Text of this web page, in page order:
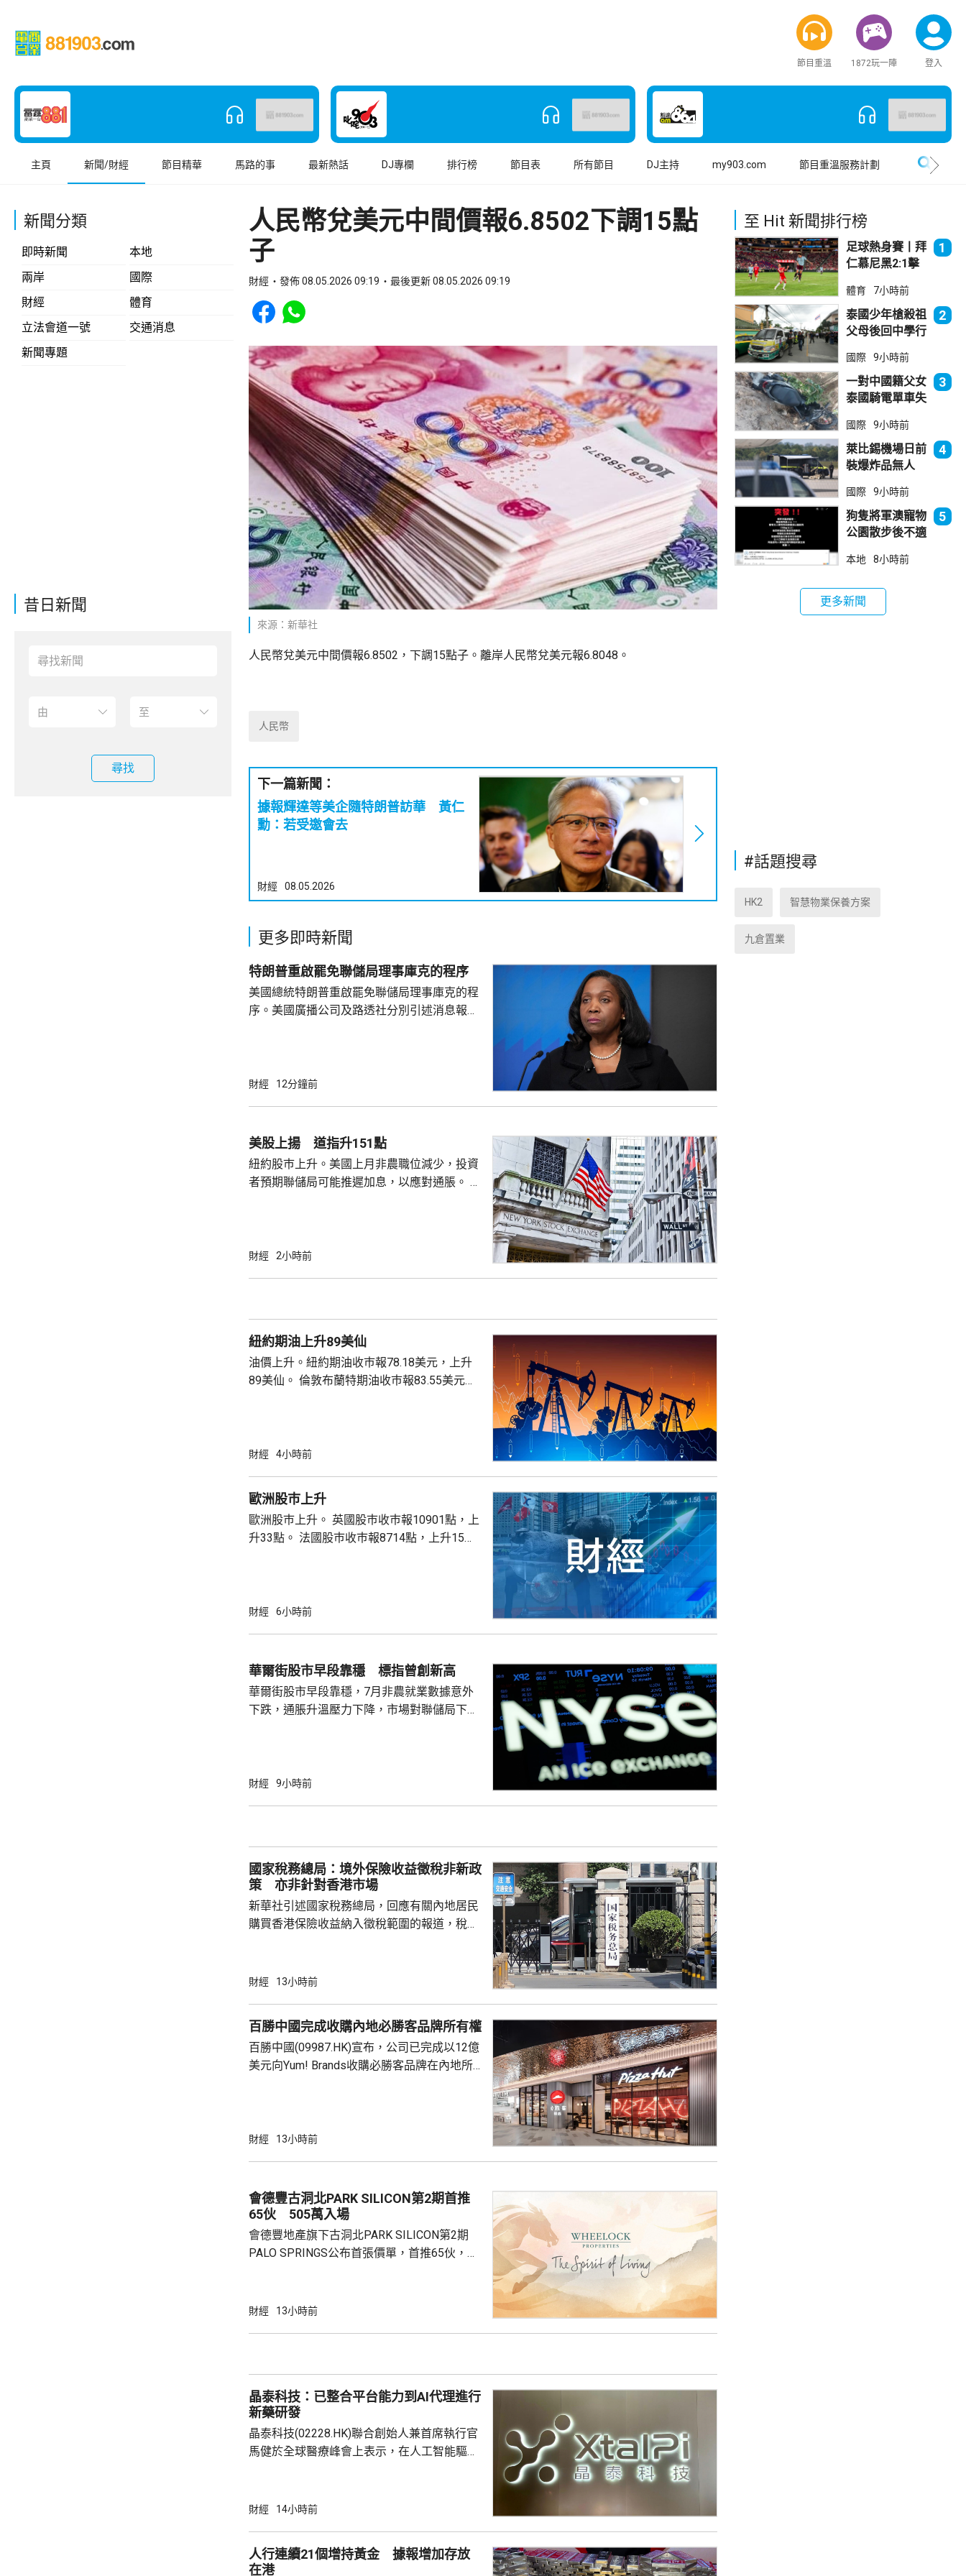
節目重溫 1872玩一陣 登入
主頁 新聞/財經 節目精華 馬路的事 最新熱話 DJ專欄 排行榜 節目表 所有節目 DJ主持 my903.com 節目重溫服務計劃
新聞分類
即時新聞
本地
兩岸
國際
財經
體育
立法會道一號
交通消息
新聞專題
昔日新聞
尋找
人民幣兌美元中間價報6.8502下調15點
子
財經 發佈 08.05.2026 09:19 最後更新 08.05.2026 09:19
Share to Facebook
Share to WhatsApp
來源：新華社
人民幣兌美元中間價報6.8502，下調15點子。離岸人民幣兌美元報6.8048。
人民幣
下一篇新聞：
據報輝達等美企隨特朗普訪華 黃仁
勳：若受邀會去
財經 08.05.2026
更多即時新聞
特朗普重啟罷免聯儲局理事庫克的程序
美國總統特朗普重啟罷免聯儲局理事庫克的程
序。美國廣播公司及路透社分別引述消息報
事的誠信產生質疑，因此特朗普正考慮撒銷她
何正當理由可以解除庫克的職務。 特朗普去年
8月底亦曾以欺詐抵押貸款為由，解除庫...
財經 12分鐘前
美股上揚 道指升151點
紐約股巿上升。美國上月非農職位減少，投資
者預期聯儲局可能推遲加息，以應對通脹。 道
上升47點。 總計整個星期，納指上升5.2%。
財經 2小時前
紐約期油上升89美仙
油價上升。紐約期油收巿報78.18美元，上升
89美仙。 倫敦布蘭特期油收巿報83.55美元，
財經 4小時前
歐洲股巿上升
歐洲股巿上升。 英國股巿收巿報10901點，上
升33點。 法國股巿收巿報8714點，上升15
財經 6小時前
華爾街股市早段靠穩 標指曾創新高
華爾街股市早段靠穩，7月非農就業數據意外
下跌，通脹升溫壓力下降，市場對聯儲局下月
53965點，升80點； 標準普爾500指數報7737
財經 9小時前
國家稅務總局：境外保險收益徵稅非新政
策 亦非針對香港市場
新華社引述國家稅務總局，回應有關內地居民
購買香港保險收益納入徵稅範圍的報道，稅務
行納稅義務，境外保險收益也屬於應納稅所得
從境外取得，包括保險收益在內，應依法繳納
個人所得稅，是國際通行做法，亦是中國個人
所得稅法實施以來，一直堅持的基本原則...
財經 13小時前
百勝中國完成收購內地必勝客品牌所有權
百勝中國(09987.HK)宣布，公司已完成以12億
美元向Yum! Brands收購必勝客品牌在內地所
800家。 免去向Yum! Brands支付3%的特許經
2.8%。在計入交易相關成本、利息...
財經 13小時前
會德豐古洞北PARK SILICON第2期首推
65伙 505萬入場
會德豐地產旗下古洞北PARK SILICON第2期
PALO SPRINGS公布首張價單，首推65伙，扣
實均呎17671元。項目明日開放示範單位予公
財經 13小時前
晶泰科技：已整合平台能力到AI代理進行
新藥研發
晶泰科技(02228.HK)聯合創始人兼首席執行官
馬健於全球醫療峰會上表示，在人工智能驅動
需要降決不少跨尺度的複雜科學問題。他又
力整合為Genius Agent，能調度專家技能與真
財經 14小時前
人行連續21個增持黃金 據報增加存放
在港
至 Hit 新聞排行榜
足球熱身賽丨拜
仁慕尼黑2:1擊
1
體育 7小時前
泰國少年槍殺祖
父母後回中學行
死23傷
2
國際 9小時前
一對中國籍父女
泰國騎電單車失
傷
3
國際 9小時前
萊比錫機場日前
裝爆炸品無人
發現再踢落
4
國際 9小時前
狗隻將軍澳寵物
公園散步後不適
跟進
5
本地 8小時前
更多新聞
#話題搜尋
HK2 智慧物業保養方案
九倉置業